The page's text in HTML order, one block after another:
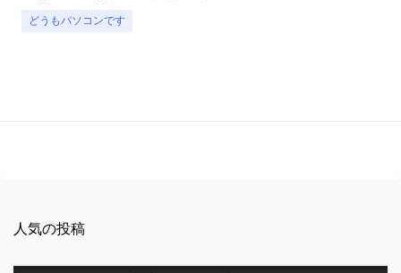
どうもパソコンです
人気の投稿